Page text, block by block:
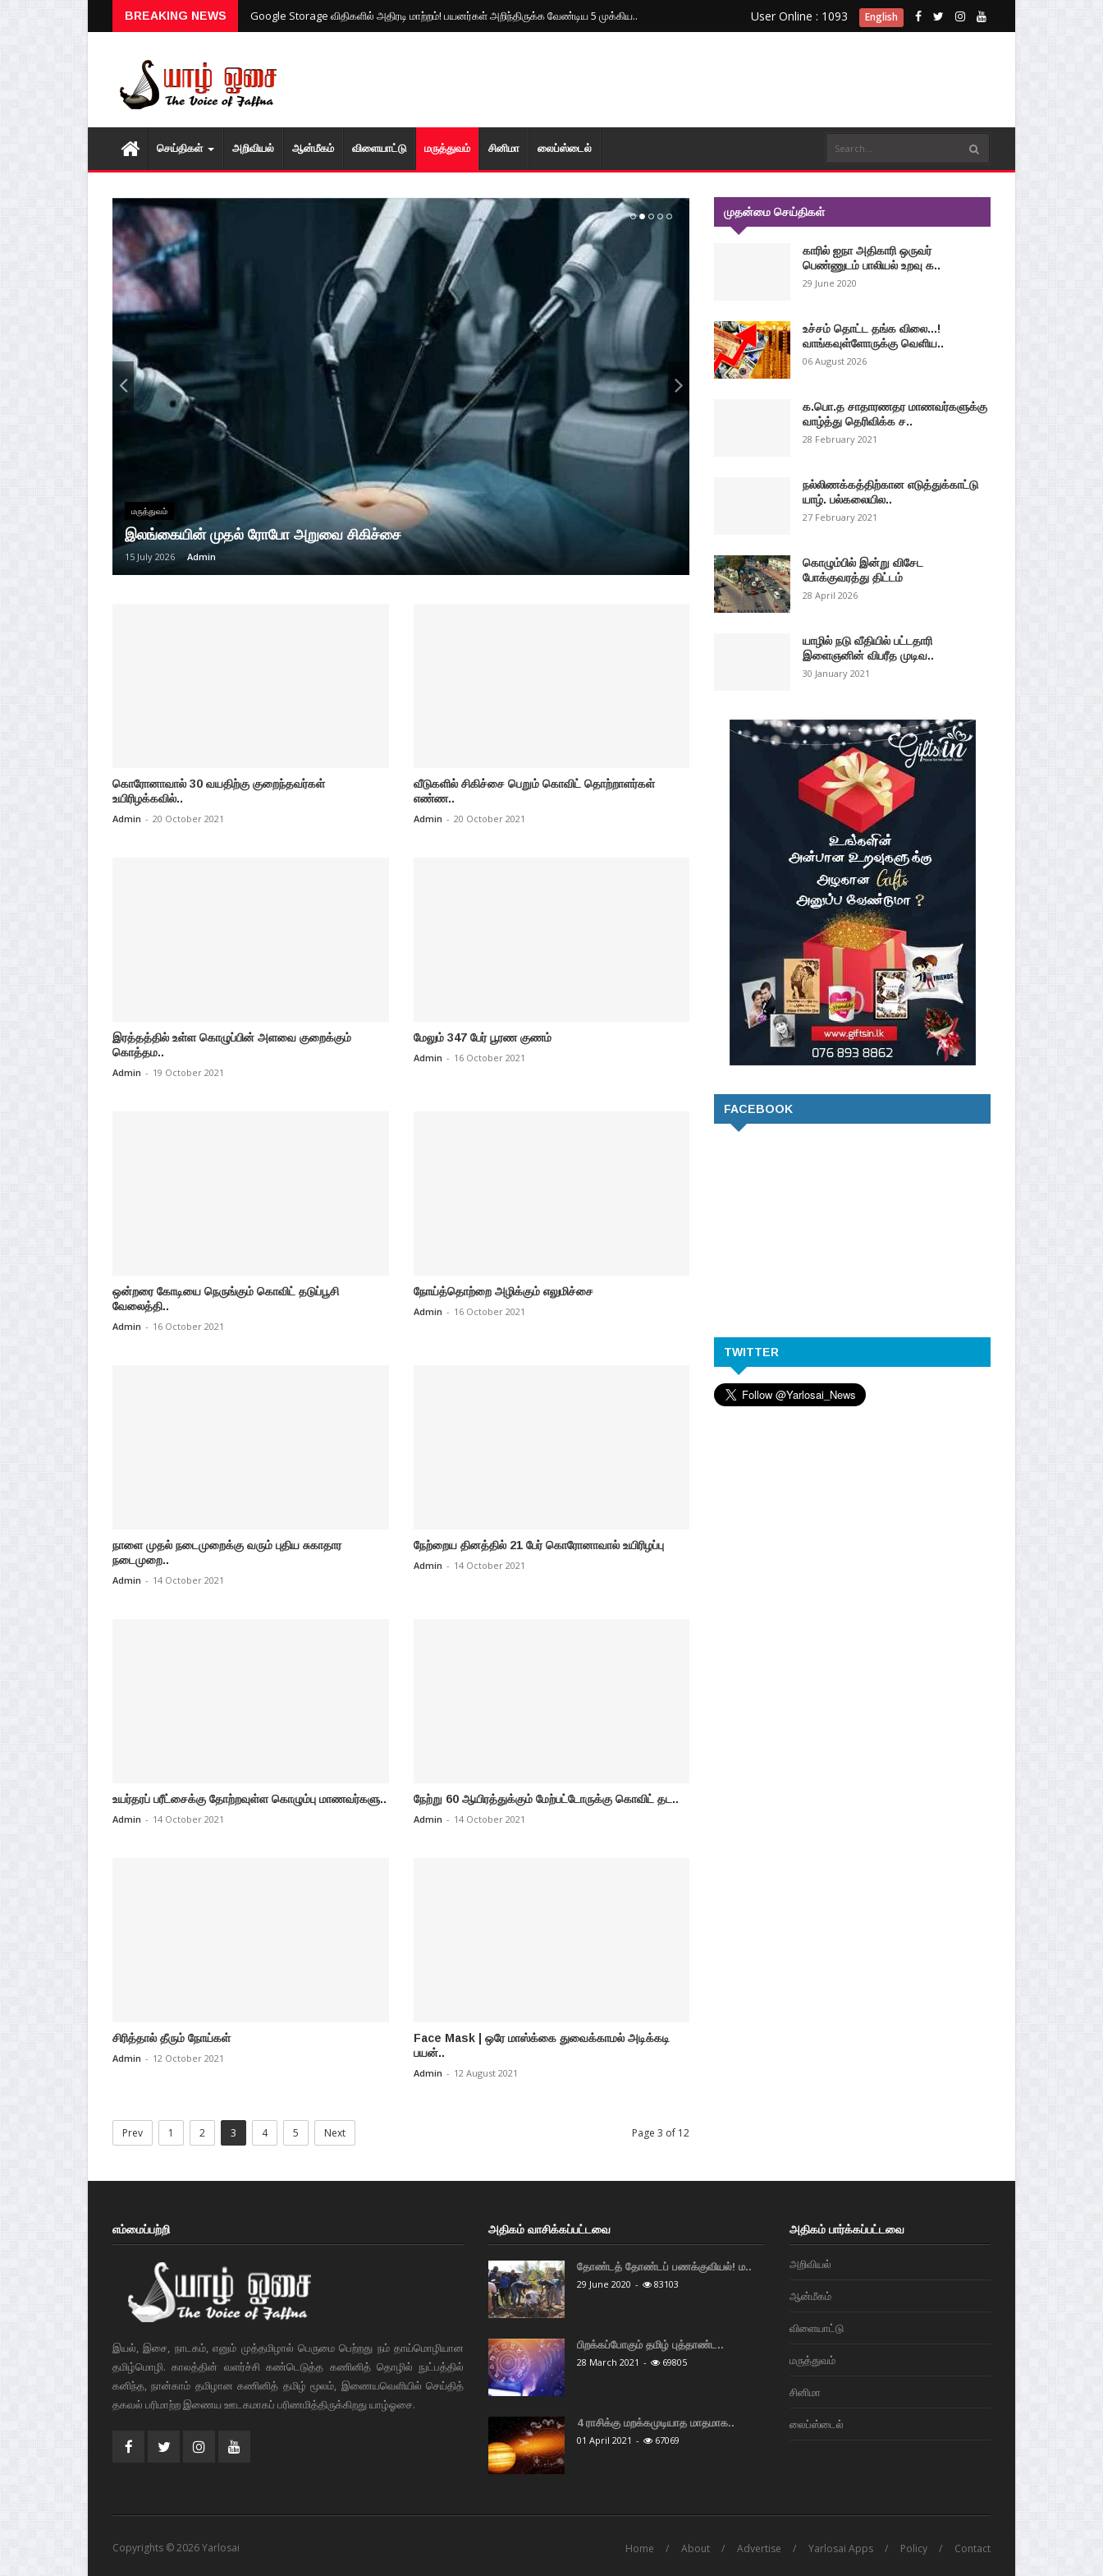
BREAKING NEWS Google Storage விதிகளில் அதிரடி மாற்றம்! பயனர்கள் அறிந்திருக்க வேண்டிய 5 முக்கிய.. User Online : 1093 English
செய்திகள் அறிவியல் ஆன்மீகம் விளையாட்டு மரு‌த்துவ‌ம் சினிமா லைப்ஸ்டைல்
மரு‌த்துவ‌ம்
இலங்கையின் முதல் ரோபோ அறுவை சிகிச்சை
15 July 2026 Admin
கொரோனாவால் 30 வயதிற்கு குறைந்தவர்கள்
உயிரிழக்கவில்..
Admin - 20 October 2021
வீடுகளில் சிகிச்சை பெறும் கொவிட் தொற்றாளர்கள்
எண்ண..
Admin - 20 October 2021
இரத்தத்தில் உள்ள கொழுப்பின் அளவை குறைக்கும்
கொத்தம..
Admin - 19 October 2021
மேலும் 347 பேர் பூரண குணம்
Admin - 16 October 2021
ஒன்றரை கோடியை நெருங்கும் கொவிட் தடுப்பூசி
வேலைத்தி..
Admin - 16 October 2021
நோய்த்தொற்றை அழிக்கும் எலுமிச்சை
Admin - 16 October 2021
நாளை முதல் நடைமுறைக்கு வரும் புதிய சுகாதார
நடைமுறை..
Admin - 14 October 2021
நேற்றைய தினத்தில் 21 பேர் கொரோனாவால் உயிரிழப்பு
Admin - 14 October 2021
உயர்தரப் பரீட்சைக்கு தோற்றவுள்ள கொழும்பு மாணவர்களு..
Admin - 14 October 2021
நேற்று 60 ஆயிரத்துக்கும் மேற்பட்டோருக்கு கொவிட் தட..
Admin - 14 October 2021
சிரித்தால் தீரும் நோய்கள்
Admin - 12 October 2021
Face Mask | ஒரே மாஸ்க்கை துவைக்காமல் அடிக்கடி
பயன்..
Admin - 12 August 2021
Prev 1 2 3 4 5 Next Page 3 of 12
முதன்மை செய்திகள்
காரில் ஐநா அதிகாரி ஒருவர்
பெண்ணுடம் பாலியல் உறவு க..
29 June 2020
உச்சம் தொட்ட தங்க விலை...!
வாங்கவுள்ளோருக்கு வெளிய..
06 August 2026
க.பொ.த சாதாரணதர மாணவர்களுக்கு
வாழ்த்து தெரிவிக்க ச..
28 February 2021
நல்லிணக்கத்திற்கான எடுத்துக்காட்டு
யாழ். பல்கலையில..
27 February 2021
கொழும்பில் இன்று விசேட
போக்குவரத்து திட்டம்
28 April 2026
யாழில் நடு வீதியில் பட்டதாரி
இளைஞனின் விபரீத முடிவ..
30 January 2021
FACEBOOK
TWITTER
எம்மைப்பற்றி
இயல், இசை, நாடகம், எனும் முத்தமிழால் பெருமை பெற்றது நம் தாய்மொழியான
தமிழ்மொழி. காலத்தின் வளர்ச்சி கண்டெடுத்த கணினித் தொழில் நுட்பத்தில்
கனிந்த, நான்காம் தமிழான கணினித் தமிழ் மூலம், இணையவெளியில் செய்தித்
தகவல் பரிமாற்ற இணைய ஊடகமாகப் பரிணமித்திருக்கிறது யாழ்ஓசை.
அதிகம் வாசிக்கப்பட்டவை
தோண்டத் தோண்டப் பணக்குவியல்! ம..
29 June 2020 - 83103
பிறக்கப்போகும் தமிழ் புத்தாண்ட..
28 March 2021 - 69805
4 ராசிக்கு மறக்கமுடியாத மாதமாக..
01 April 2021 - 67069
அதிகம் பார்க்கப்பட்டவை
அறிவியல்
ஆன்மீகம்
விளையாட்டு
மரு‌த்துவ‌ம்
சினிமா
லைப்ஸ்டைல்
Copyrights © 2026 Yarlosai Home About Advertise Yarlosai Apps Policy Contact